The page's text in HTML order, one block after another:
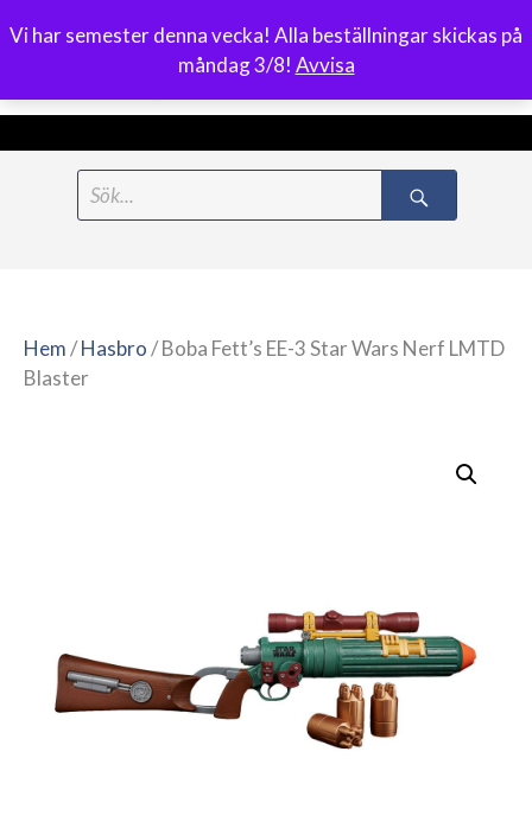
Vi har semester denna vecka! Alla beställningar skickas på
måndag 3/8! Avvisa
0
Meny
Hem/Hasbro/ Boba Fett’s EE-3 Star Wars Nerf LMTD
Blaster